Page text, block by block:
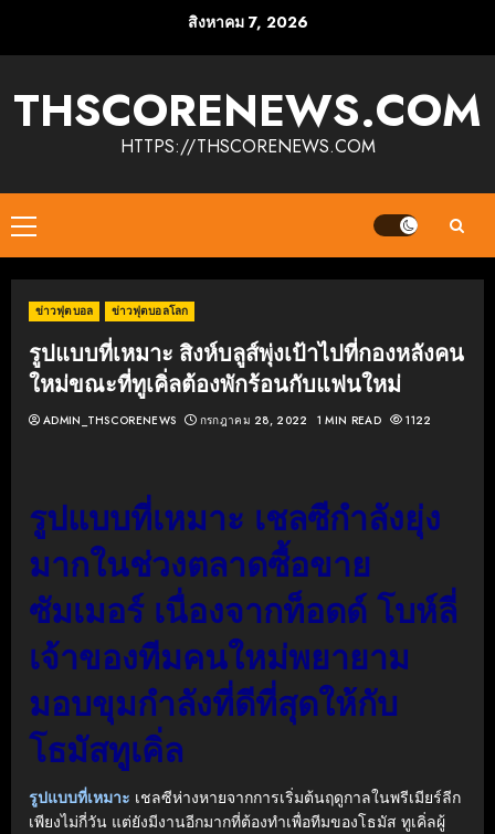
สิงหาคม 7, 2026
THSCORENEWS.COM
HTTPS://THSCORENEWS.COM
Primary
Menu
ข่าวฟุตบอล ข่าวฟุตบอลโลก
รูปแบบที่เหมาะ สิงห์บลูส์พุ่งเป้าไปที่กองหลังคน
ใหม่ขณะที่ทูเคิ่ลต้องพักร้อนกับแฟนใหม่
ADMIN_THSCORENEWS กรกฎาคม 28, 2022 1 MIN READ 1122
รูปแบบที่เหมาะ เชลซีกําลังยุ่ง
มากในช่วงตลาดซื้อขาย
ซัมเมอร์ เนื่องจากท็อดด์ โบห์ลี่
เจ้าของทีมคนใหม่พยายาม
มอบขุมกําลังที่ดีที่สุดให้กับ
โธมัสทูเคิ่ล
รูปแบบที่เหมาะ เชลซีห่างหายจากการเริ่มต้นฤดูกาลในพรีเมียร์ลีก
เพียงไม่กี่วัน แต่ยังมีงานอีกมากที่ต้องทําเพื่อทีมของโธมัส ทูเคิ่ลผู้